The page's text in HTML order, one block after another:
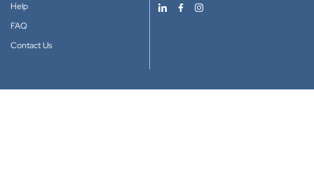
Help
FAQ
Contact Us